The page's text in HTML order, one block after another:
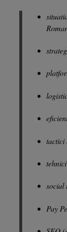
tactici
social
Pay